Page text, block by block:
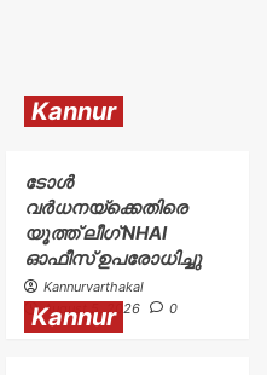
Kannur
ടോള്‍
വര്‍ധനയ്ക്കെതിരെ
യൂത്ത് ലീഗ് NHAI
ഓഫീസ് ഉപരോധിച്ചു
Kannurvarthakal
August 5, 2026
0
Kannur